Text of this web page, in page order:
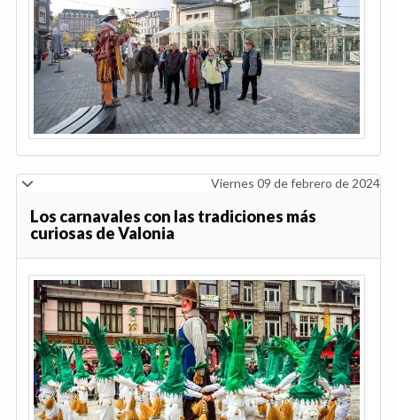
Viernes 09 de febrero de 2024
Los carnavales con las tradiciones más
curiosas de Valonia